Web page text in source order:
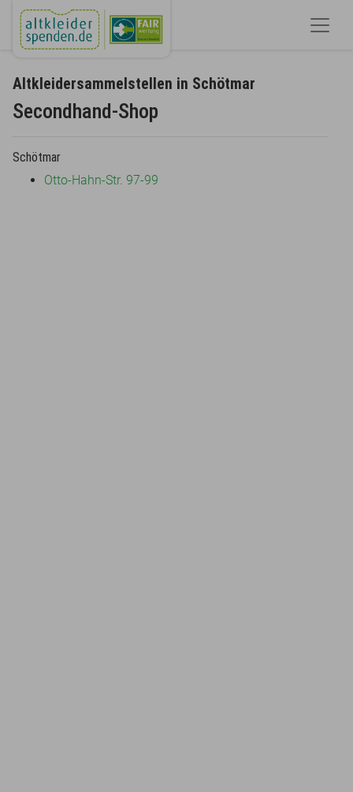
Altkleidersammelstellen in Schötmar
Secondhand-Shop
Schötmar
Otto-Hahn-Str. 97-99